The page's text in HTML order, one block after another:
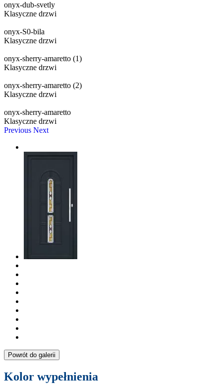
onyx-dub-svetly
Klasyczne drzwi
onyx-S0-bila
Klasyczne drzwi
onyx-sherry-amaretto (1)
Klasyczne drzwi
onyx-sherry-amaretto (2)
Klasyczne drzwi
onyx-sherry-amaretto
Klasyczne drzwi
Previous Next
Powrót do galerii
Kolor wypełnienia